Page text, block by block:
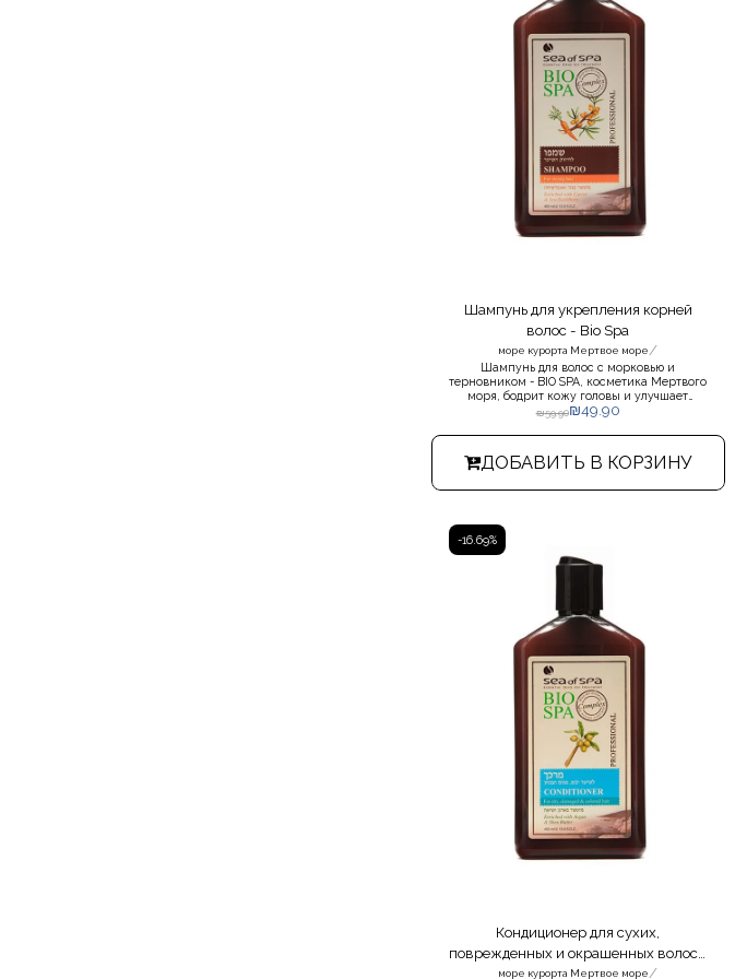
Шампунь для укрепления корней
волос - Bio Spa
море курорта Мертвое море/
Шампунь для волос с морковью и
терновником - BIO SPA, косметика Мертвого
моря, бодрит кожу головы и улучшает
усвоение необходимых для волос
необходимых для волосяного волокна, его
здорового и блестящего вида.
₪59.90₪49.90
ДОБАВИТЬ В КОРЗИНУ
-16.69%
Кондиционер для сухих,
поврежденных и окрашенных волос -
BIOSPA
море курорта Мертвое море/